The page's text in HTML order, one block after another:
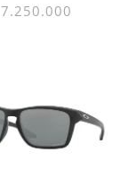
7.250.000